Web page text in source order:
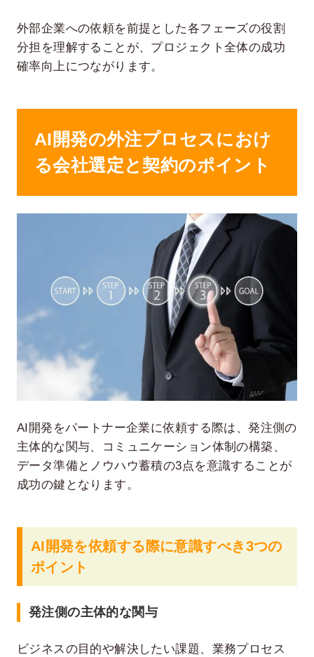
外部企業への依頼を前提とした各フェーズの役割
分担を理解することが、プロジェクト全体の成功
確率向上につながります。
AI開発の外注プロセスにおけ
る会社選定と契約のポイント
AI開発をパートナー企業に依頼する際は、発注側の
主体的な関与、コミュニケーション体制の構築、
データ準備とノウハウ蓄積の3点を意識することが
成功の鍵となります。
AI開発を依頼する際に意識すべき3つの
ポイント
発注側の主体的な関与
ビジネスの目的や解決したい課題、業務プロセス